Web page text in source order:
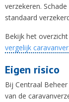
verzekeren.
standaard
Bekijk het
vergelijk
Eigen risico
Bij Centraal
van de